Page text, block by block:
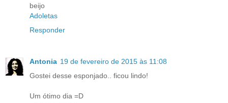
beijo
Adoletas
Responder
Antonia 19 de fevereiro de 2015 às 11:08
Gostei desse esponjado.. ficou lindo!
Um ótimo dia =D